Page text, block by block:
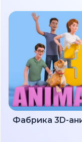
Фабрика 3D-